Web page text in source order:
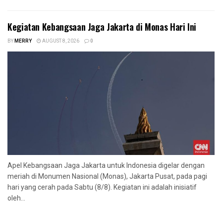
Kegiatan Kebangsaan Jaga Jakarta di Monas Hari Ini
BYMERRY AUGUST 8, 2026 0
Apel Kebangsaan Jaga Jakarta untuk Indonesia digelar dengan
meriah di Monumen Nasional (Monas), Jakarta Pusat, pada pagi
hari yang cerah pada Sabtu (8/8). Kegiatan ini adalah inisiatif
oleh...